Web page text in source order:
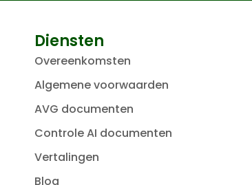
Diensten
Overeenkomsten
Algemene voorwaarden
AVG documenten
Controle AI documenten
Vertalingen
Blog